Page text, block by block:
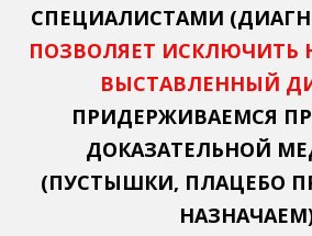
СПЕЦИАЛИСТАМИ
ПОЗВОЛЯЕТ ИСКЛЮЧИТЬ
ВЫСТАВЛЕННЫЙ
ПРИДЕРЖИВАЕМСЯ
ДОКАЗАТЕЛЬНОЙ
(ПУСТЫШКИ, ПЛАЦЕБО